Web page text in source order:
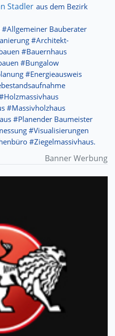
Stadler aus dem Bezirk
Bauberater
#Architekt-
#Bauernhaus
#Bungalow
#Energieausweis
#Massivholzhaus
#Planender Baumeister
#Visualisierungen
#Ziegelmassivhaus.
Banner Werbung